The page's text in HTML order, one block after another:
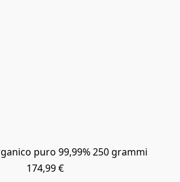
puro 99,99% 250 grammi
174,99 €